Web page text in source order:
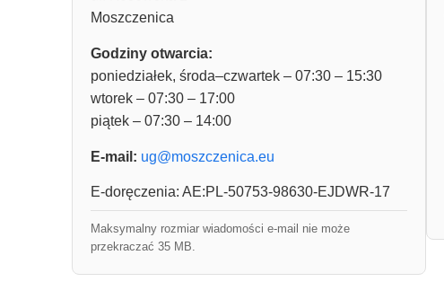
Moszczenica
Godziny otwarcia:
poniedziałek, środa–czwartek – 07:30 – 15:30
wtorek – 07:30 – 17:00
piątek – 07:30 – 14:00
E-mail: ug@moszczenica.eu
E-doręczenia: AE:PL-50753-98630-EJDWR-17
Maksymalny rozmiar wiadomości e-mail nie może
przekraczać 35 MB.